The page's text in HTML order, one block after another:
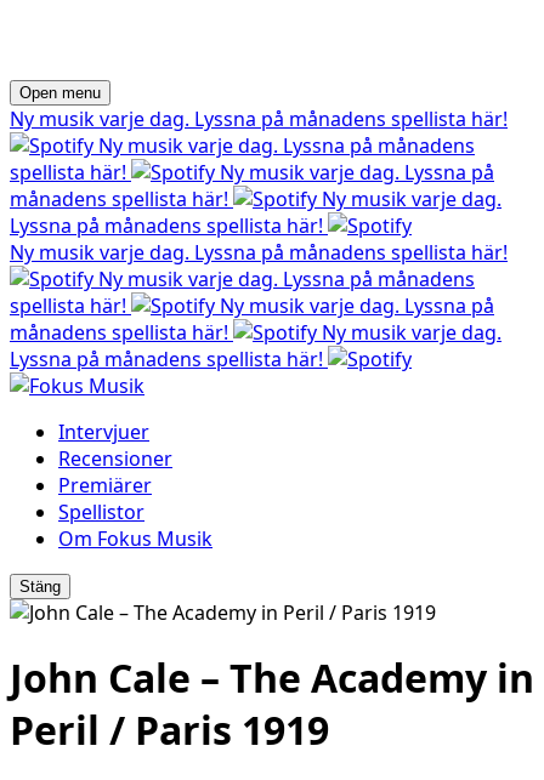
Open menu
Ny musik varje dag. Lyssna på månadens spellista här!
Ny musik varje dag. Lyssna på månadens
spellista här!
Ny musik varje dag. Lyssna på
månadens spellista här!
Ny musik varje dag.
Lyssna på månadens spellista här!
Ny musik varje dag. Lyssna på månadens spellista här!
Ny musik varje dag. Lyssna på månadens
spellista här!
Ny musik varje dag. Lyssna på
månadens spellista här!
Ny musik varje dag.
Lyssna på månadens spellista här!
Intervjuer
Recensioner
Premiärer
Spellistor
Om Fokus Musik
Stäng
John Cale – The Academy in
Peril / Paris 1919